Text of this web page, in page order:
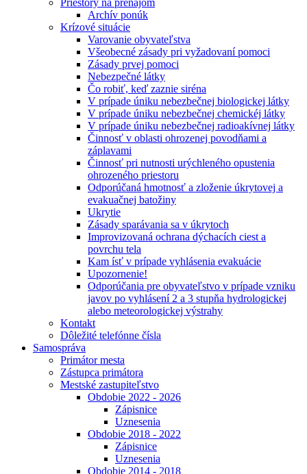
Priestory na prenájom
Archív ponúk
Krízové situácie
Varovanie obyvateľstva
Všeobecné zásady pri vyžadovaní pomoci
Zásady prvej pomoci
Nebezpečné látky
Čo robiť, keď zaznie siréna
V prípade úniku nebezbečnej biologickej látky
V prípade úniku nebezbečnej chemickéj látky
V prípade úniku nebezbečnej radioakívnej látky
Činnosť v oblasti ohrozenej povodňami a
záplavami
Činnosť pri nutnosti urýchleného opustenia
ohrozeného priestoru
Odporúčaná hmotnosť a zloženie úkrytovej a
evakuačnej batožiny
Ukrytie
Zásady sparávania sa v úkrytoch
Improvizovaná ochrana dýchacích ciest a
povrchu tela
Kam ísť v prípade vyhlásenia evakuácie
Upozornenie!
Odporúčania pre obyvateľstvo v prípade vzniku
javov po vyhlásení 2 a 3 stupňa hydrologickej
alebo meteorologickej výstrahy
Kontakt
Dôležité telefónne čísla
Samospráva
Primátor mesta
Zástupca primátora
Mestské zastupiteľstvo
Obdobie 2022 - 2026
Zápisnice
Uznesenia
Obdobie 2018 - 2022
Zápisnice
Uznesenia
Obdobie 2014 - 2018